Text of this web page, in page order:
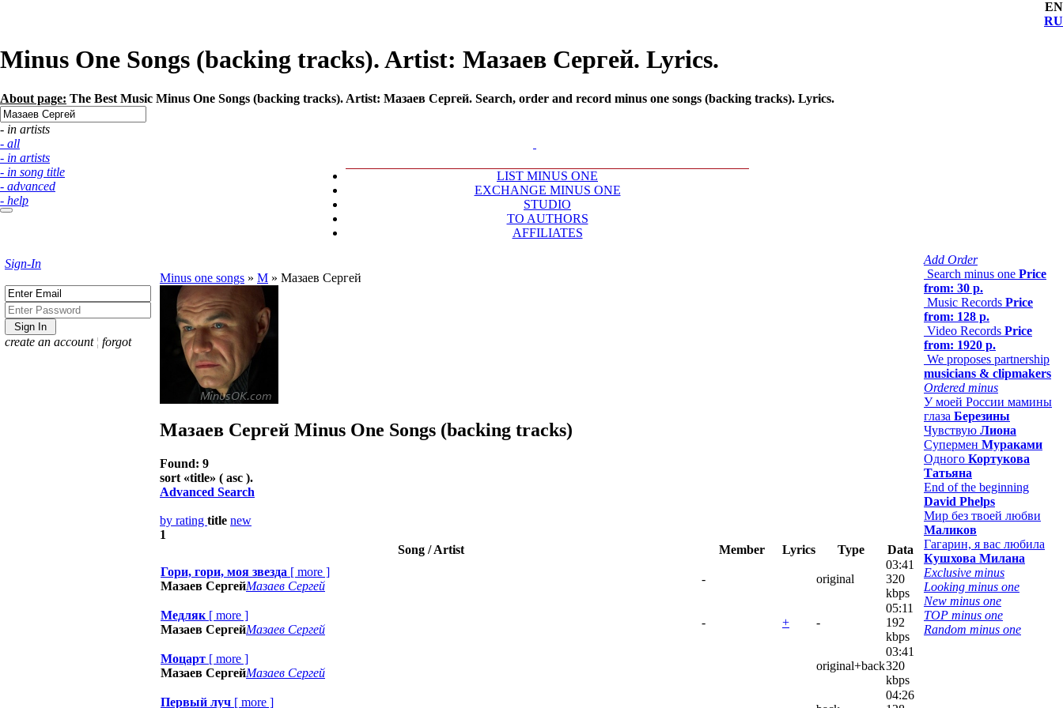
EN
RU
Minus One Songs (backing tracks). Artist: Мазаев Сергей. Lyrics.
About page: The Best Music Minus One Songs (backing tracks). Artist: Мазаев Сергей. Search, order and record minus one songs (backing tracks). Lyrics.
- in artists
- all
- in artists
- in song title
- advanced
- help
LIST MINUS ONE
EXCHANGE MINUS ONE
STUDIO
TO AUTHORS
AFFILIATES
Sign-In
create an account ¦ forgot
Minus one songs » М » Мазаев Сергей
Мазаев Сергей Minus One Songs (backing tracks)
Found: 9
sort «title» ( asc ).
Advanced Search
by rating title new
1
Song / Artist
Member Lyrics Type
Data
Гори, гори, моя звезда [ more ]
Мазаев СергейМазаев Сергей
- original
03:41
320
kbps
Медляк [ more ]
Мазаев СергейМазаев Сергей
- + -
05:11
192
kbps
Моцарт [ more ]
Мазаев СергейМазаев Сергей
original+back
03:41
320
kbps
Первый луч [ more ]
04:26
Add Order
Search minus one Price
from: 30 р.
Music Records Price
from: 128 р.
Video Records Price
from: 1920 р.
We proposes partnership
musicians & clipmakers
Ordered minus
У моей России мамины
глаза Березины
Чувствую Лиона
Супермен Мураками
Одного Кортукова
Татьяна
End of the beginning
David Phelps
Мир без твоей любви
Маликов
Гагарин, я вас любила
Кушхова Милана
Exclusive minus
Looking minus one
New minus one
TOP minus one
Random minus one